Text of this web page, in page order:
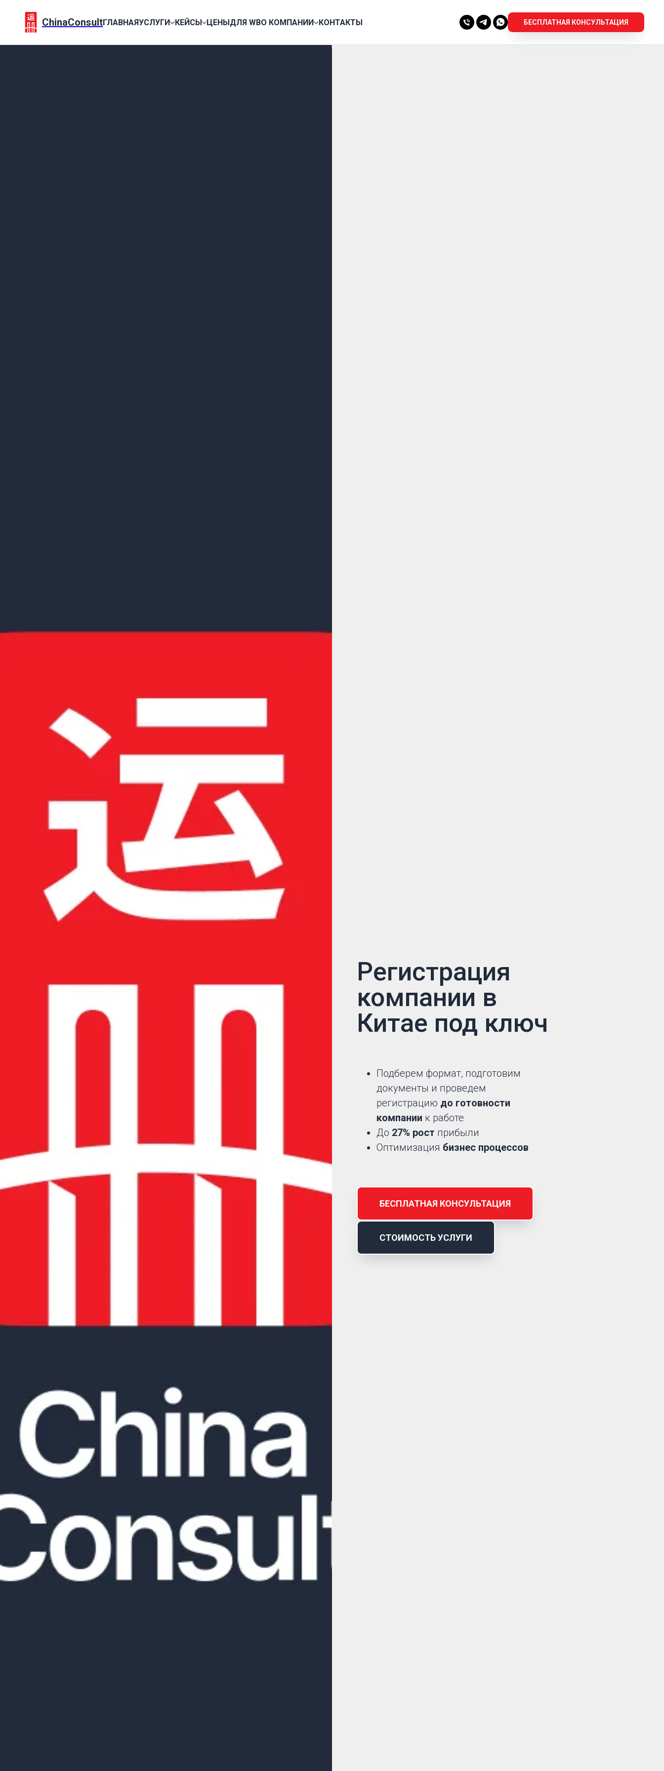
ChinaConsultГЛАВНАЯУСЛУГИ КЕЙСЫ ЦЕНЫДЛЯ WBО КОМПАНИИ КОНТАКТЫ БЕСПЛАТНАЯ КОНСУЛЬТАЦИЯ
Регистрация
компании в
Китае под ключ
Подберем формат, подготовим
документы и проведем
регистрацию до готовности
компании к работе
До 27% рост прибыли
Оптимизация бизнес процессов
БЕСПЛАТНАЯ КОНСУЛЬТАЦИЯ
СТОИМОСТЬ УСЛУГИ